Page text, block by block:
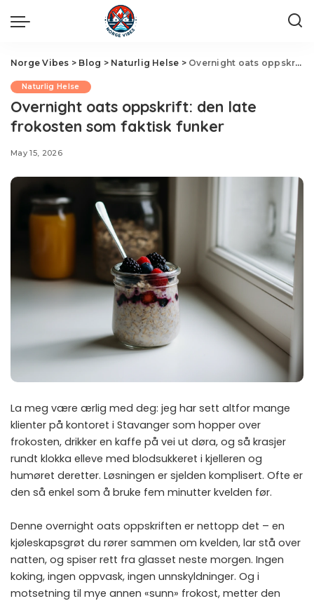
Norge Vibes > Blog > Naturlig Helse > Overnight oats oppskrift: den late frokosten som faktisk funker
Naturlig Helse
Overnight oats oppskrift: den late
frokosten som faktisk funker
May 15, 2026
La meg være ærlig med deg: jeg har sett altfor mange
klienter på kontoret i Stavanger som hopper over
frokosten, drikker en kaffe på vei ut døra, og så krasjer
rundt klokka elleve med blodsukkeret i kjelleren og
humøret deretter. Løsningen er sjelden komplisert. Ofte er
den så enkel som å bruke fem minutter kvelden før.
Denne overnight oats oppskriften er nettopp det – en
kjøleskapsgrøt du rører sammen om kvelden, lar stå over
natten, og spiser rett fra glasset neste morgen. Ingen
koking, ingen oppvask, ingen unnskyldninger. Og i
motsetning til mye annen «sunn» frokost, metter den